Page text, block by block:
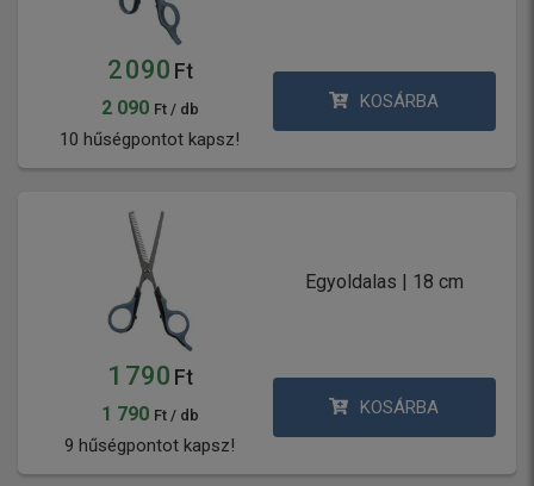
2 090 Ft
2 090 Ft / db
10 hűségpontot kapsz!
KOSÁRBA
Egyoldalas | 18 cm
1 790 Ft
1 790 Ft / db
9 hűségpontot kapsz!
KOSÁRBA